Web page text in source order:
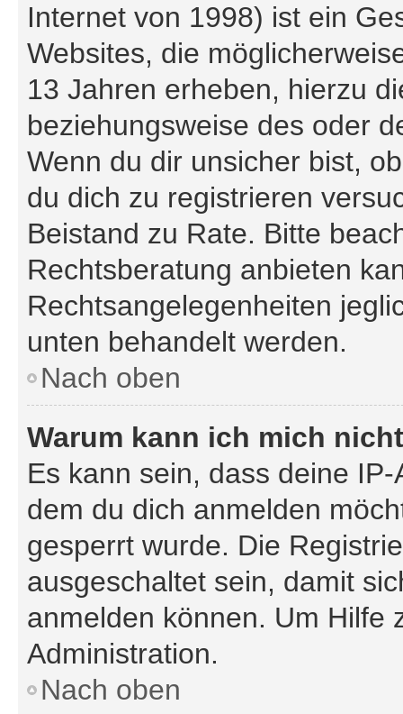
Internet von 1998) ist ein
Websites, die
13 Jahren erheben, hierzu
beziehungsweise des oder
Wenn du dir unsicher bist,
du dich zu registrieren
Beistand zu Rate. Bitte
Rechtsberatung anbieten
Rechtsangelegenheiten
unten behandelt werden.
Nach oben
Warum kann ich mich
Es kann sein, dass deine
dem du dich anmelden
gesperrt wurde. Die
ausgeschaltet sein, damit
anmelden können. Um Hilfe
Administration.
Nach oben